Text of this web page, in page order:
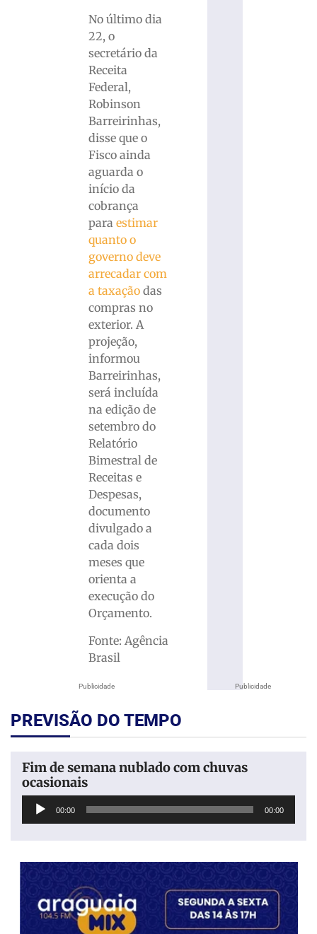
Publicidade
No último dia
22, o
secretário da
Receita
Federal,
Robinson
Barreirinhas,
disse que o
Fisco ainda
aguarda o
início da
cobrança
para estimar
quanto o
governo deve
arrecadar com
a taxaçãodas
compras no
exterior. A
projeção,
informou
Barreirinhas,
será incluída
na edição de
setembro do
Relatório
Bimestral de
Receitas e
Despesas,
documento
divulgado a
cada dois
meses que
orienta a
execução do
Orçamento.
Fonte: Agência
Brasil
Publicidade
PREVISÃO DO TEMPO
Fim de semana nublado com chuvas
ocasionais
Tocador
00:00 00:00